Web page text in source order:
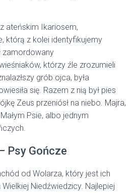
ateńskim Ikariosem,
którą z kolei identyfikujemy
zamordowany
którzy źle zrozumieli
grób ojca, była
się. Razem z nią był pies
Zeus przeniósł na niebo. Majra,
Psie, albo jednym
Psy Gończe
od Wolarza, który jest ich
Niedźwiedzicy. Najlepiej